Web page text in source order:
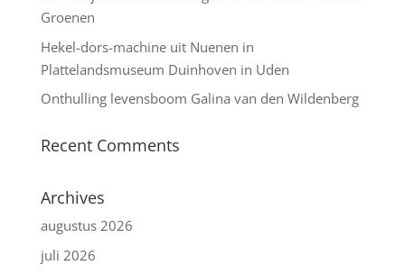
Groenen
Hekel-dors-machine uit Nuenen in
Plattelandsmuseum Duinhoven in Uden
Onthulling levensboom Galina van den Wildenberg
Recent Comments
Archives
augustus 2026
juli 2026